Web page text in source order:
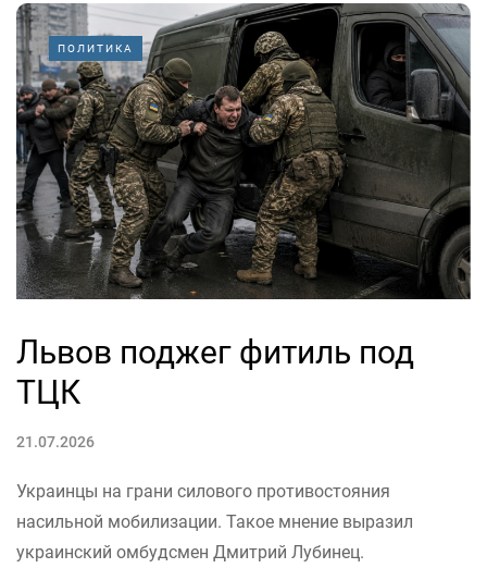
ПОЛИТИКА
Львов поджег фитиль под
ТЦК
21.07.2026
Украинцы на грани силового противостояния
насильной мобилизации. Такое мнение выразил
украинский омбудсмен Дмитрий Лубинец.